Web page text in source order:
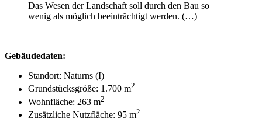
Das Wesen der Landschaft soll durch den Bau so
wenig als möglich beeinträchtigt werden. (…)
Gebäudedaten:
Standort: Naturns (I)
Grundstücksgröße: 1.700 m2
Wohnfläche: 263 m2
Zusätzliche Nutzfläche: 95 m2